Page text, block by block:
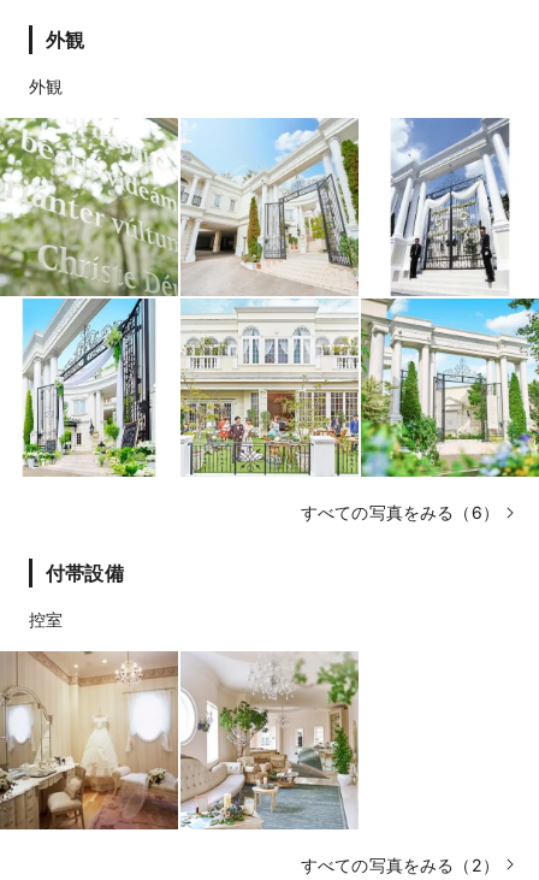
外観
外観
すべての写真をみる（6）
付帯設備
控室
すべての写真をみる（2）